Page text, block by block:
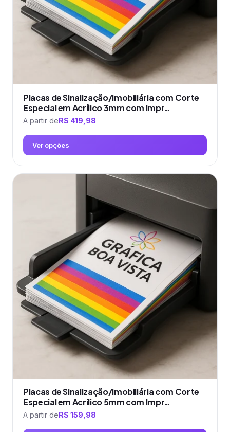
na
página
produto
Placas de Sinalização/imobiliária com Corte
Especial em Acrílico 3mm com Impr…
A partir deR$ 419,98
Ver opções
Este
produto
opções
podem
escolhidas
na
página
produto
Placas de Sinalização/imobiliária com Corte
Especial em Acrílico 5mm com Impr…
A partir deR$ 159,98